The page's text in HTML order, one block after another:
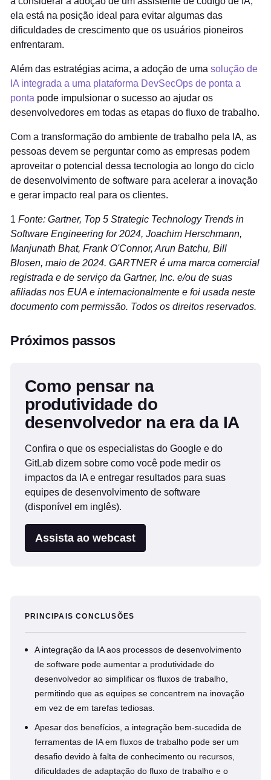
ela está na posição ideal para evitar algumas das
dificuldades de crescimento que os usuários pioneiros
enfrentaram.
Além das estratégias acima, a adoção de uma solução de
IA integrada a uma plataforma DevSecOps de ponta a
ponta pode impulsionar o sucesso ao ajudar os
desenvolvedores em todas as etapas do fluxo de trabalho.
Com a transformação do ambiente de trabalho pela IA, as
pessoas devem se perguntar como as empresas podem
aproveitar o potencial dessa tecnologia ao longo do ciclo
de desenvolvimento de software para acelerar a inovação
e gerar impacto real para os clientes.
1 Fonte: Gartner, Top 5 Strategic Technology Trends in
Software Engineering for 2024, Joachim Herschmann,
Manjunath Bhat, Frank O'Connor, Arun Batchu, Bill
Blosen, maio de 2024. GARTNER é uma marca comercial
registrada e de serviço da Gartner, Inc. e/ou de suas
afiliadas nos EUA e internacionalmente e foi usada neste
documento com permissão. Todos os direitos reservados.
Próximos passos
Como pensar na
produtividade do
desenvolvedor na era da IA
Confira o que os especialistas do Google e do
GitLab dizem sobre como você pode medir os
impactos da IA e entregar resultados para suas
equipes de desenvolvimento de software
(disponível em inglês).
Assista ao webcast
PRINCIPAIS CONCLUSÕES
A integração da IA aos processos de desenvolvimento
de software pode aumentar a produtividade do
desenvolvedor ao simplificar os fluxos de trabalho,
permitindo que as equipes se concentrem na inovação
em vez de em tarefas tediosas.
Apesar dos benefícios, a integração bem-sucedida de
ferramentas de IA em fluxos de trabalho pode ser um
desafio devido à falta de conhecimento ou recursos,
dificuldades de adaptação do fluxo de trabalho e o